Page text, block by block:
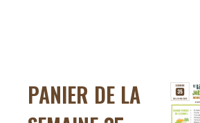
PANIER DE LA